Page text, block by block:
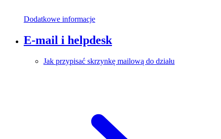
Dodatkowe informacje
E-mail i helpdesk
Jak przypisać skrzynkę mailową do działu